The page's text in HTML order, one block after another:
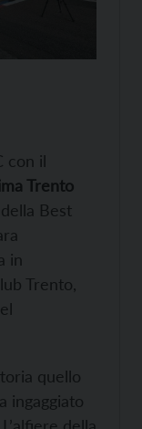
con il
Trento
Best
in
Trento,
quello
ingaggiato